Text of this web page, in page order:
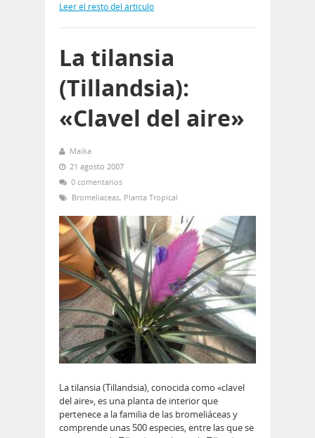
Leer el resto del artículo
La tilansia
(Tillandsia):
«Clavel del aire»
Maika
21 agosto 2007
0 comentarios
Bromeliaceas, Planta Tropical
La tilansia (Tillandsia), conocida como «clavel
del aire», es una planta de interior que
pertenece a la familia de las bromeliáceas y
comprende unas 500 especies, entre las que se